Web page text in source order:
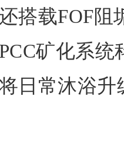
搭载FOF
矿化系
日常沐浴